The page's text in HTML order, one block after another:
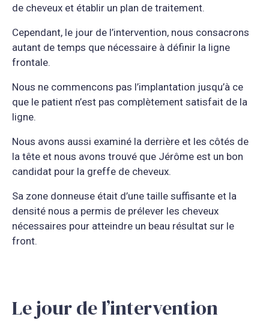
de cheveux et établir un plan de traitement.
Cependant, le jour de l’intervention, nous consacrons
autant de temps que nécessaire à définir la ligne
frontale.
Nous ne commencons pas l’implantation jusqu’à ce
que le patient n’est pas complètement satisfait de la
ligne.
Nous avons aussi examiné la derrière et les côtés de
la tête et nous avons trouvé que Jérôme est un bon
candidat pour la greffe de cheveux.
Sa zone donneuse était d’une taille suffisante et la
densité nous a permis de prélever les cheveux
nécessaires pour atteindre un beau résultat sur le
front.
Le jour de l’intervention